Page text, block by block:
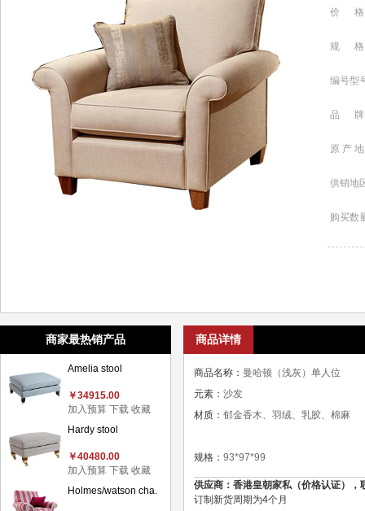
价 格
规 格
编号型
品 牌
原 产
供销地
购买数
商家最热销产品
Amelia stool
￥34915.00
加入预算 下载 收藏
Hardy stool
￥40480.00
加入预算 下载 收藏
Holmes/watson cha.
商品详情
商品名称： 曼哈顿（浅灰）单人位
元素： 沙发
材质： 郁金香木、羽绒、乳胶、棉麻
规格： 93*97*99
供应商：香港皇朝家私（价格认证）
订制新货周期为4个月